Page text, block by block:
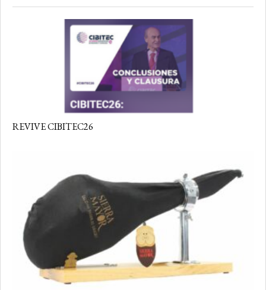
REVIVE CIBITEC26